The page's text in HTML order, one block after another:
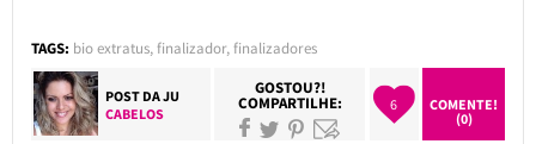
TAGS: bio extratus,finalizador,finalizadores
POST DAJU
CABELOS
GOSTOU?!
COMPARTILHE: 6
COMENTE!
(0)